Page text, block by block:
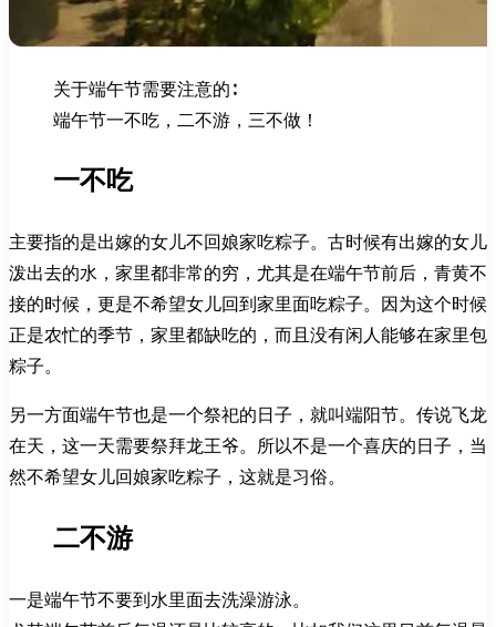
关于端午节需要注意的∶
端午节一不吃，二不游，三不做！
一不吃
主要指的是出嫁的女儿不回娘家吃粽子。古时候有出嫁的女儿
泼出去的水，家里都非常的穷，尤其是在端午节前后，青黄不
接的时候，更是不希望女儿回到家里面吃粽子。因为这个时候
正是农忙的季节，家里都缺吃的，而且没有闲人能够在家里包
粽子。
另一方面端午节也是一个祭祀的日子，就叫端阳节。传说飞龙
在天，这一天需要祭拜龙王爷。所以不是一个喜庆的日子，当
然不希望女儿回娘家吃粽子，这就是习俗。
二不游
一是端午节不要到水里面去洗澡游泳。